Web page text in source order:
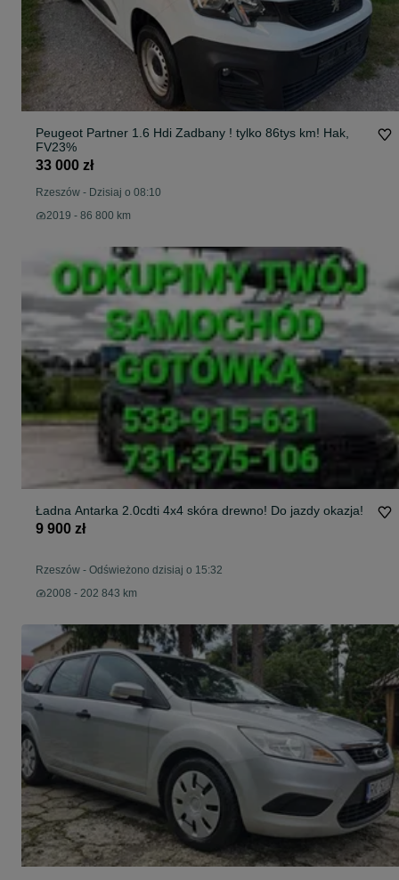
Peugeot Partner 1.6 Hdi Zadbany ! tylko 86tys km! Hak,
FV23%
33 000 zł
Rzeszów - Dzisiaj o 08:10
2019 - 86 800 km
Ładna Antarka 2.0cdti 4x4 skóra drewno! Do jazdy okazja!
9 900 zł
Rzeszów - Odświeżono dzisiaj o 15:32
2008 - 202 843 km